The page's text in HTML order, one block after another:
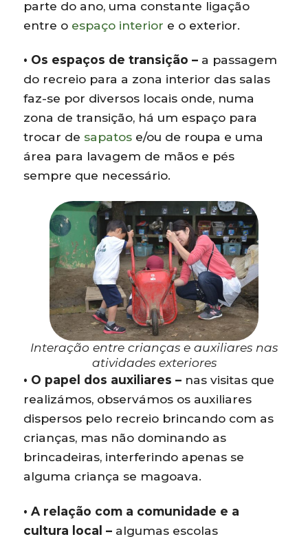
parte do ano, uma constante ligação
entre o espaço interior e o exterior.
• Os espaços de transição – a passagem
do recreio para a zona interior das salas
faz-se por diversos locais onde, numa
zona de transição, há um espaço para
trocar de sapatos e/ou de roupa e uma
área para lavagem de mãos e pés
sempre que necessário.
Interação entre crianças e auxiliares nas
atividades exteriores
• O papel dos auxiliares – nas visitas que
realizámos, observámos os auxiliares
dispersos pelo recreio brincando com as
crianças, mas não dominando as
brincadeiras, interferindo apenas se
alguma criança se magoava.
• A relação com a comunidade e a
cultura local – algumas escolas